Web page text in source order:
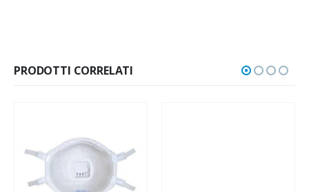
PRODOTTI CORRELATI